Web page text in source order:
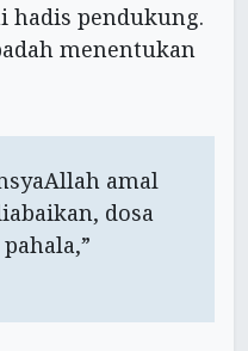
hadis pendukung.
menentukan
amal
dosa